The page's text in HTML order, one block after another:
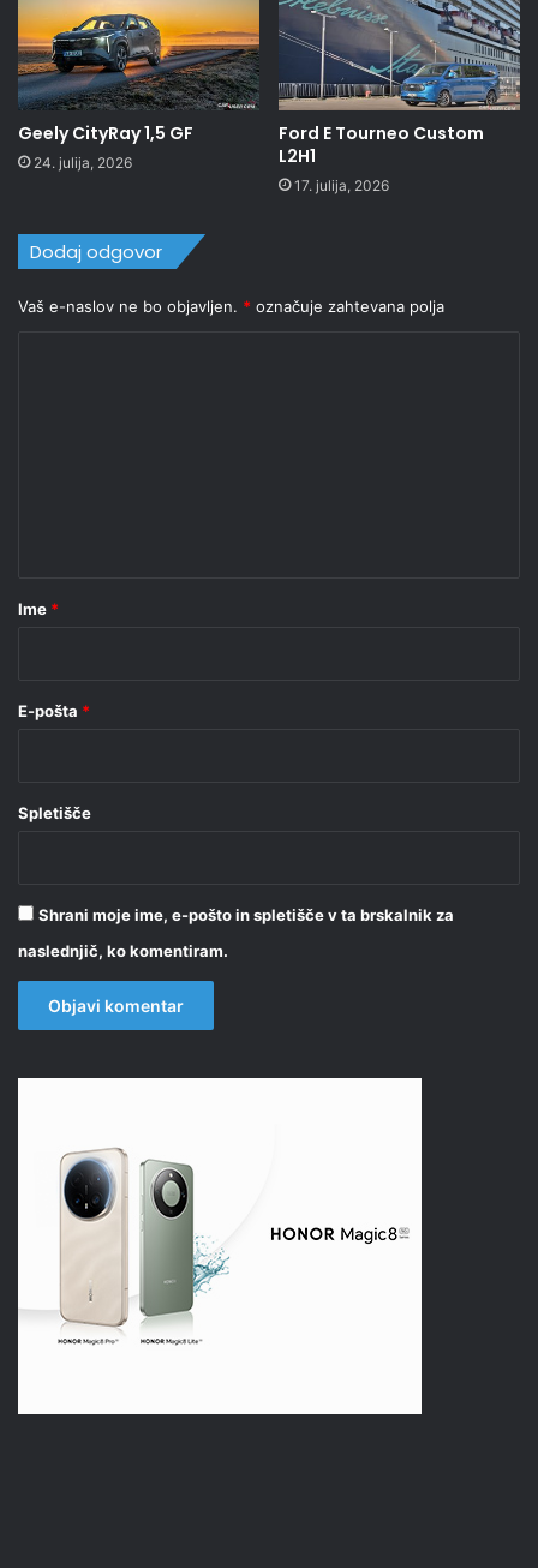
Geely CityRay 1,5 GF
24. julija, 2026
Ford E Tourneo Custom
L2H1
17. julija, 2026
Dodaj odgovor
Vaš e-naslov ne bo objavljen. * označuje zahtevana polja
r
Ime *
E-pošta *
Spletišče
Shrani moje ime, e-pošto in spletišče v ta brskalnik za
naslednjič, ko komentiram.